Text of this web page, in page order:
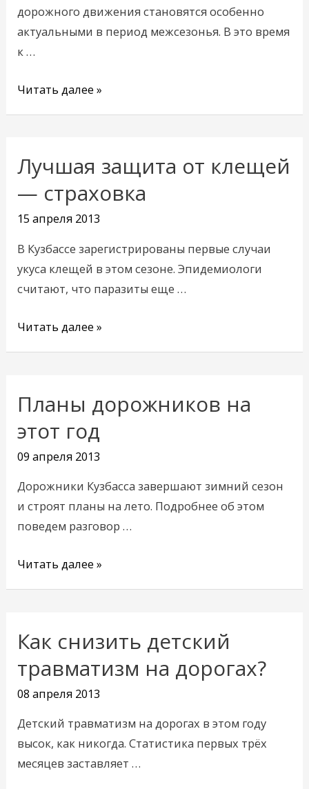
дорожного движения становятся особенно
актуальными в период межсезонья. В это время
к …
Читать далее »
Лучшая защита от клещей
— страховка
15 апреля 2013
В Кузбассе зарегистрированы первые случаи
укуса клещей в этом сезоне. Эпидемиологи
считают, что паразиты еще …
Лучшая
защита
клещей
—
Читать далее »
Планы дорожников на
этот год
09 апреля 2013
Дорожники Кузбасса завершают зимний сезон
и строят планы на лето. Подробнее об этом
поведем разговор …
Планы
на
этот
год
Читать далее »
Как снизить детский
травматизм на дорогах?
08 апреля 2013
Детский травматизм на дорогах в этом году
высок, как никогда. Статистика первых трёх
месяцев заставляет …
Как
детский
травматизм
на